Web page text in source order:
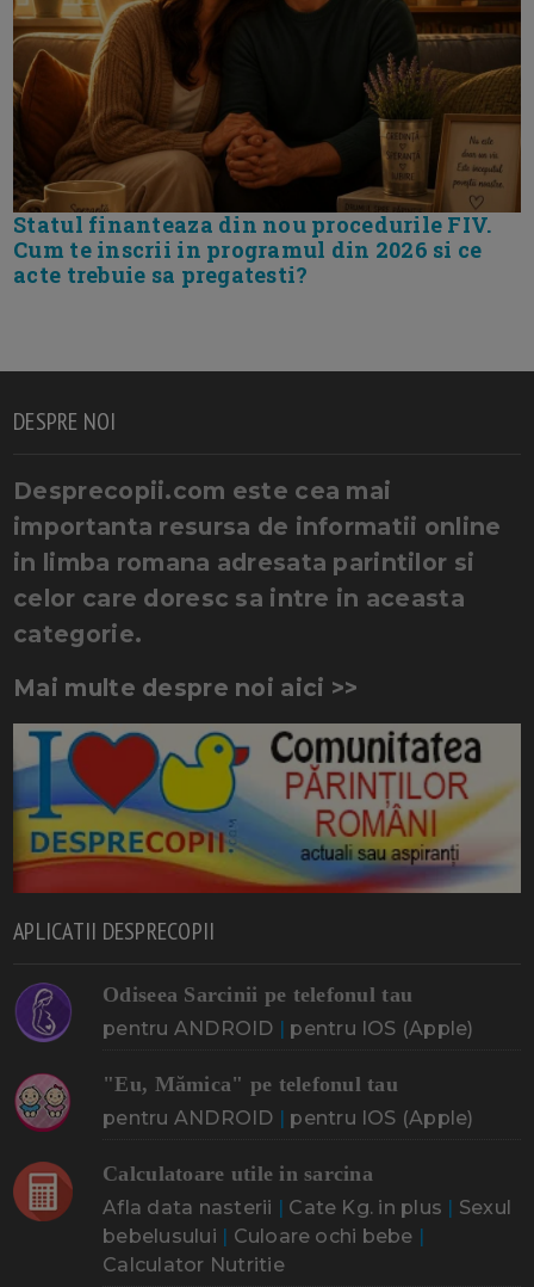
Statul finanteaza din nou procedurile FIV.
Cum te inscrii in programul din 2026 si ce
acte trebuie sa pregatesti?
DESPRE NOI
Desprecopii.com este cea mai
importanta resursa de informatii online
in limba romana adresata parintilor si
celor care doresc sa intre in aceasta
categorie.
Mai multe despre noi aici >>
APLICATII DESPRECOPII
Odiseea Sarcinii pe telefonul tau
pentru ANDROID | pentru IOS (Apple)
"Eu, Mămica" pe telefonul tau
pentru ANDROID | pentru IOS (Apple)
Calculatoare utile in sarcina
Afla data nasterii | Cate Kg. in plus | Sexul
bebelusului | Culoare ochi bebe |
Calculator Nutritie